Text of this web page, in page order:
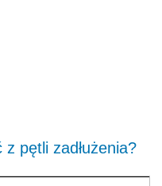
pętli zadłużenia?